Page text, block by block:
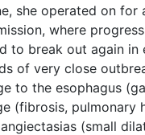
she operated on for
where
to break out again in
of very close
to the esophagus
(fibrosis, pulmonary
(small